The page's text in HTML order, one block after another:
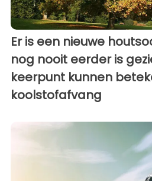
Er is een nieuwe
nog nooit eerder is
keerpunt kunnen
koolstofafvang